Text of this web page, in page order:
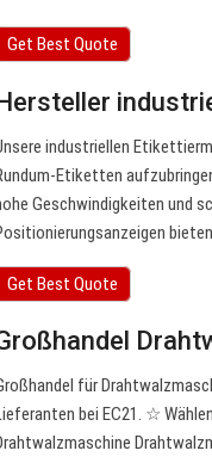
Get Best Quote
industriellen
Etiketten
Geschwindigkeiten und
bieten.
Get Best Quote
für
bei EC21. ☆